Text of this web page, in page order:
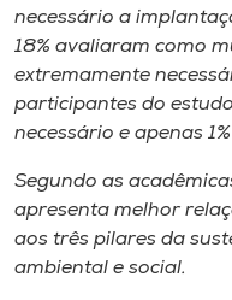
A-
necessário a
18% avaliaram como
extremamente
participantes do
necessário e apenas
Segundo as
apresenta melhor
aos três pilares da
ambiental e social.